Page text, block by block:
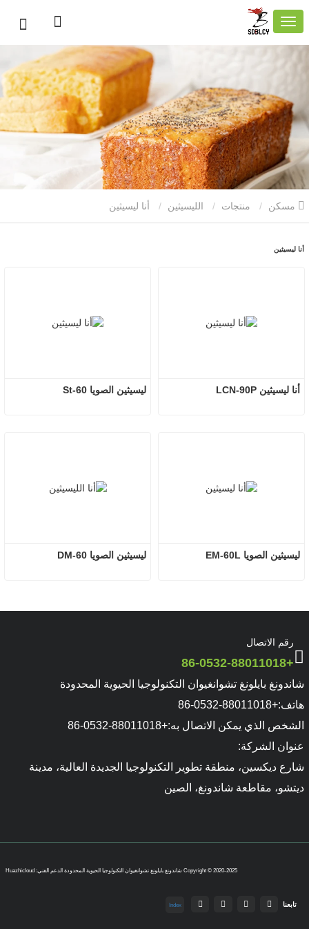
منتجات الليسيثين
أنا ليسيثين
ليسيثين الصويا St-60 أنا ليسيثين LCN-90P
ليسيثين الصويا DM-60 ليسيثين الصويا EM-60L
رقم الاتصال
+86-0532-88011018
شاندونغ بايلونغ تشوانغيوان التكنولوجيا الحيوية المحدودة
هاتف:+86-0532-88011018
الشخص الذي يمكن الاتصال به:+86-0532-88011018
عنوان الشركة:
شارع ديكسين، منطقة تطوير التكنولوجيا الجديدة العالية، مدينة
ديتشو، مقاطعة شاندونغ، الصين
Copyright © 2020-2025 شاندونغ بايلونغ تشوانغيوان التكنولوجيا الحيوية المحدودة الدعم الفني: Huazhicloud
تابعنا Index